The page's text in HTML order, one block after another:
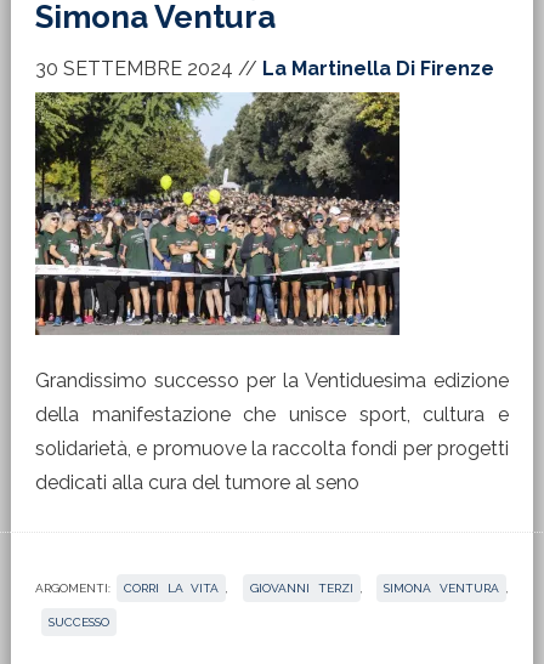
Simona Ventura
30 SETTEMBRE 2024 // La Martinella Di Firenze
Grandissimo successo per la Ventiduesima edizione
della manifestazione che unisce sport, cultura e
solidarietà, e promuove la raccolta fondi per progetti
dedicati alla cura del tumore al seno
ARGOMENTI: CORRI LA VITA GIOVANNI TERZI SIMONA VENTURA
SUCCESSO